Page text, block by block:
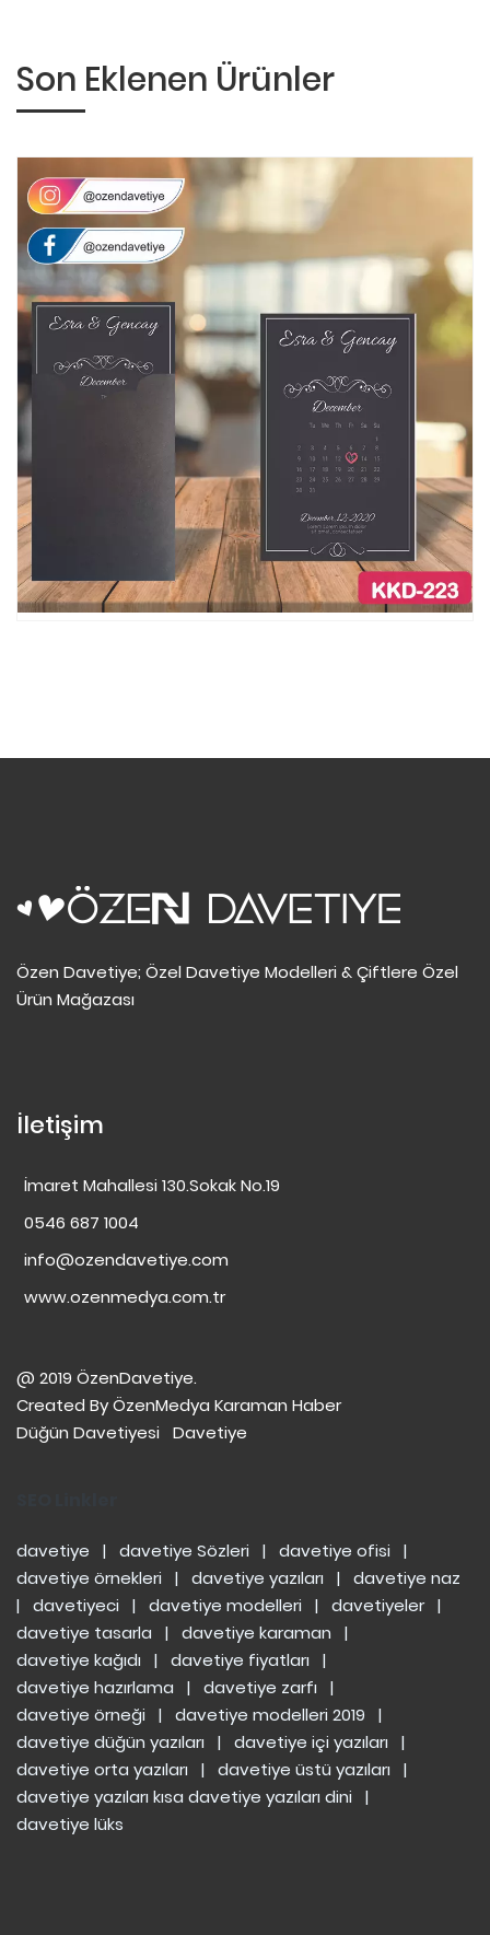
Son Eklenen Ürünler
Özen Davetiye; Özel Davetiye Modelleri & Çiftlere Özel
Ürün Mağazası
İletişim
İmaret Mahallesi 130.Sokak No.19
0546 687 1004
info@ozendavetiye.com
www.ozenmedya.com.tr
@ 2019 ÖzenDavetiye.
Created ByÖzenMedya Karaman Haber
Düğün Davetiyesi
Davetiye
davetiye | davetiye Sözleri | davetiye ofisi |
davetiye örnekleri | davetiye yazıları | davetiye naz
| davetiyeci | davetiye modelleri | davetiyeler|
davetiye tasarla | davetiye karaman |
davetiye kağıdı | davetiye fiyatları |
davetiye hazırlama | davetiye zarfı |
davetiye örneği | davetiye modelleri 2019 |
davetiye düğün yazıları | davetiye içi yazıları |
davetiye orta yazıları | davetiye üstü yazıları |
davetiye yazıları kısa davetiye yazıları dini |
davetiye lüks